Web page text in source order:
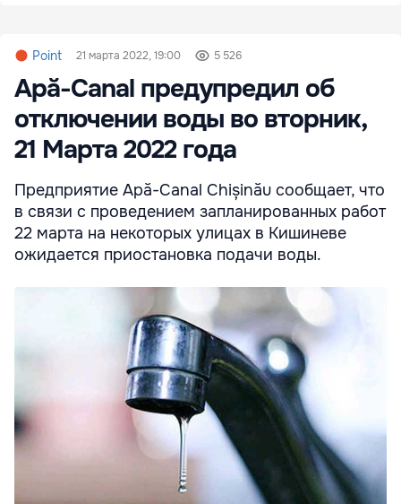
Point 21 марта 2022, 19:00 5 526
Apă-Canal предупредил об
отключении воды во вторник,
21 Марта 2022 года
Предприятие Apă-Canal Chișinău сообщает, что
в связи с проведением запланированных работ
22 марта на некоторых улицах в Кишиневе
ожидается приостановка подачи воды.